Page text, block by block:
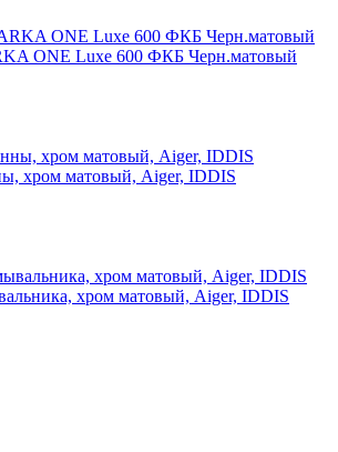
ONE Luxe 600 ФКБ Черн.матовый
хром матовый, Aiger, IDDIS
хром матовый, Aiger, IDDIS